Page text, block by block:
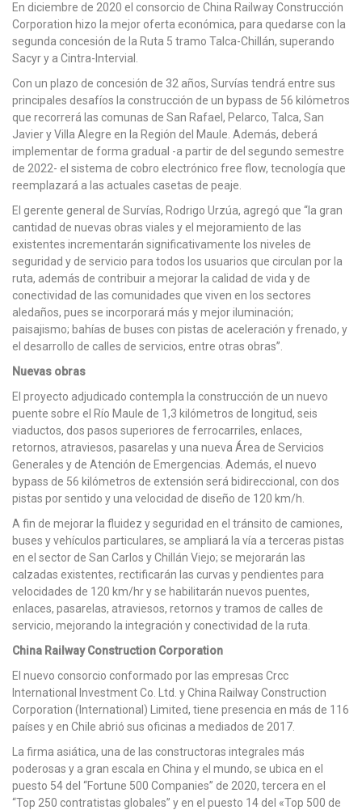
En diciembre de 2020 el consorcio de China Railway Construcción
Corporation hizo la mejor oferta económica, para quedarse con la
segunda concesión de la Ruta 5 tramo Talca-Chillán, superando
Sacyr y a Cintra-Intervial.
Con un plazo de concesión de 32 años, Survías tendrá entre sus
principales desafíos la construcción de un bypass de 56 kilómetros
que recorrerá las comunas de San Rafael, Pelarco, Talca, San
Javier y Villa Alegre en la Región del Maule. Además, deberá
implementar de forma gradual -a partir de del segundo semestre
de 2022- el sistema de cobro electrónico free flow, tecnología que
reemplazará a las actuales casetas de peaje.
El gerente general de Survías, Rodrigo Urzúa, agregó que “la gran
cantidad de nuevas obras viales y el mejoramiento de las
existentes incrementarán significativamente los niveles de
seguridad y de servicio para todos los usuarios que circulan por la
ruta, además de contribuir a mejorar la calidad de vida y de
conectividad de las comunidades que viven en los sectores
aledaños, pues se incorporará más y mejor iluminación;
paisajismo; bahías de buses con pistas de aceleración y frenado, y
el desarrollo de calles de servicios, entre otras obras”.
Nuevas obras
El proyecto adjudicado contempla la construcción de un nuevo
puente sobre el Río Maule de 1,3 kilómetros de longitud, seis
viaductos, dos pasos superiores de ferrocarriles, enlaces,
retornos, atraviesos, pasarelas y una nueva Área de Servicios
Generales y de Atención de Emergencias. Además, el nuevo
bypass de 56 kilómetros de extensión será bidireccional, con dos
pistas por sentido y una velocidad de diseño de 120 km/h.
A fin de mejorar la fluidez y seguridad en el tránsito de camiones,
buses y vehículos particulares, se ampliará la vía a terceras pistas
en el sector de San Carlos y Chillán Viejo; se mejorarán las
calzadas existentes, rectificarán las curvas y pendientes para
velocidades de 120 km/hr y se habilitarán nuevos puentes,
enlaces, pasarelas, atraviesos, retornos y tramos de calles de
servicio, mejorando la integración y conectividad de la ruta.
China Railway Construction Corporation
El nuevo consorcio conformado por las empresas Crcc
International Investment Co. Ltd. y China Railway Construction
Corporation (International) Limited, tiene presencia en más de 116
países y en Chile abrió sus oficinas a mediados de 2017.
La firma asiática, una de las constructoras integrales más
poderosas y a gran escala en China y el mundo, se ubica en el
puesto 54 del “Fortune 500 Companies” de 2020, tercera en el
“Top 250 contratistas globales” y en el puesto 14 del «Top 500 de